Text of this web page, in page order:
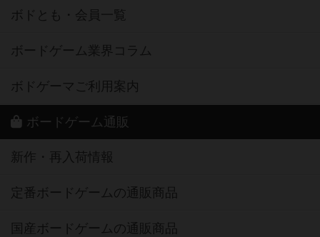
ボドとも・会員一覧
ボードゲーム業界コラム
ボドゲーマご利用案内
ボードゲーム通販
新作・再入荷情報
定番ボードゲームの通販商品
国産ボードゲームの通販商品